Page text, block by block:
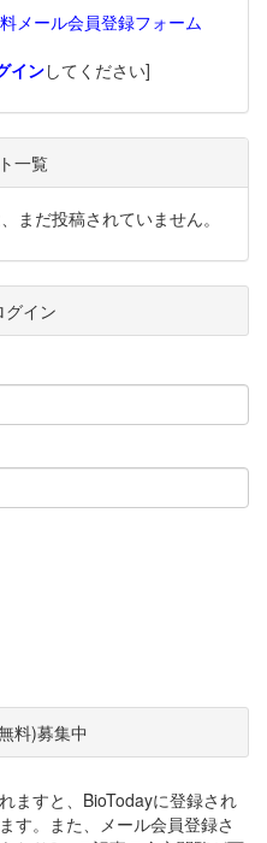
メール会員登録フォーム
インしてください]
一覧
まだ投稿されていません。
グイン
料)募集中
ますと、BioTodayに登録され
す。また、メール会員登録さ